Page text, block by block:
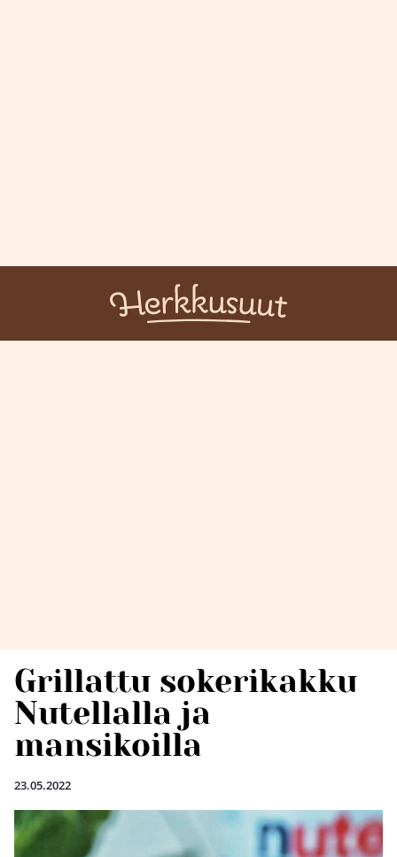
Grillattu sokerikakku
Nutellalla ja
mansikoilla
23.05.2022